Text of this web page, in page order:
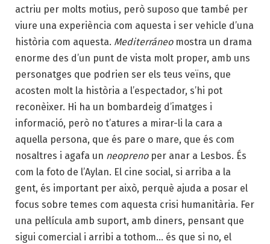
actriu per molts motius, però suposo que també per
viure una experiència com aquesta i ser vehicle d’una
història com aquesta. Mediterráneo mostra un drama
enorme des d’un punt de vista molt proper, amb uns
personatges que podrien ser els teus veïns, que
acosten molt la història a l’espectador, s’hi pot
reconèixer. Hi ha un bombardeig d’imatges i
informació, però no t’atures a mirar-li la cara a
aquella persona, que és pare o mare, que és com
nosaltres i agafa un neoprenoper anar a Lesbos. És
com la foto de l’Aylan. El cine social, si arriba a la
gent, és important per això, perquè ajuda a posar el
focus sobre temes com aquesta crisi humanitària. Fer
una pel·lícula amb suport, amb diners, pensant que
sigui comercial i arribi a tothom… és que si no, el